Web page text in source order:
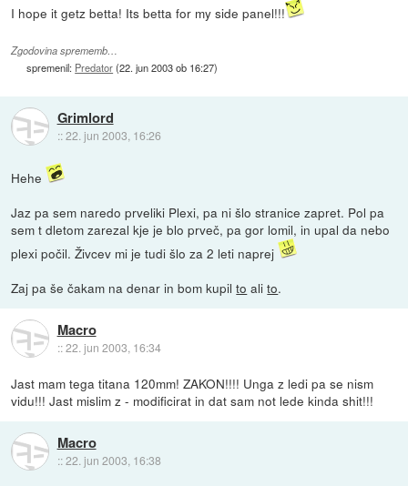
I hope it getz betta! Its betta for my side panel!!!
Zgodovina sprememb…
spremenil: Predator(22. jun 2003 ob 16:27)
Grimlord
::22. jun 2003, 16:26
Hehe
Jaz pa sem naredo prveliki Plexi, pa ni šlo stranice zapret. Pol pa
sem t dletom zarezal kje je blo prveč, pa gor lomil, in upal da nebo
plexi počil. Živcev mi je tudi šlo za 2 leti naprej
Zaj pa še čakam na denar in bom kupilto alito.
Macro
::22. jun 2003, 16:34
Jast mam tega titana 120mm! ZAKON!!!! Unga z ledi pa se nism
vidu!!! Jast mislim z - modificirat in dat sam not lede kinda shit!!!
Macro
::22. jun 2003, 16:38